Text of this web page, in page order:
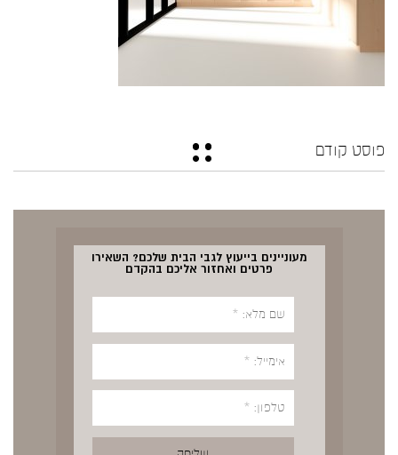
פוסט קודם
מעוניינים בייעוץ לגבי הבית שלכם? השאירו
פרטים ואחזור אליכם בהקדם